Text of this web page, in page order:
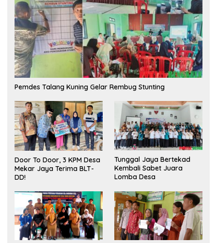
Pemdes Talang Kuning Gelar Rembug Stunting
Door To Door, 3 KPM Desa
Mekar Jaya Terima BLT-
DD!
Tunggal Jaya Bertekad
Kembali Sabet Juara
Lomba Desa